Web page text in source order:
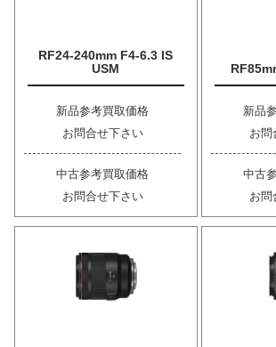
RF24-240mm F4-6.3 IS
USM
新品参考買取価格
お問合せ下さい
中古参考買取価格
お問合せ下さい
新品
お問
中古
お問